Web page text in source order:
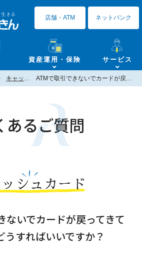
資産運用・保険 サービス
店舗・ATM ネットバンク
キャッシュカード ATMで取引できないでカードが戻ってきてしまうのですがどうすればいいですか？
あるご質問
シュカード
ないでカードが戻ってきて
うすればいいですか？